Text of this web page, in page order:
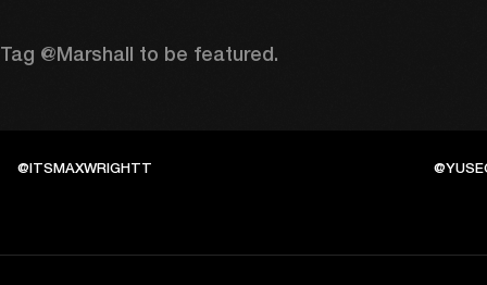
Tag @Marshall to be featured.
@ITSMAXWRIGHTT